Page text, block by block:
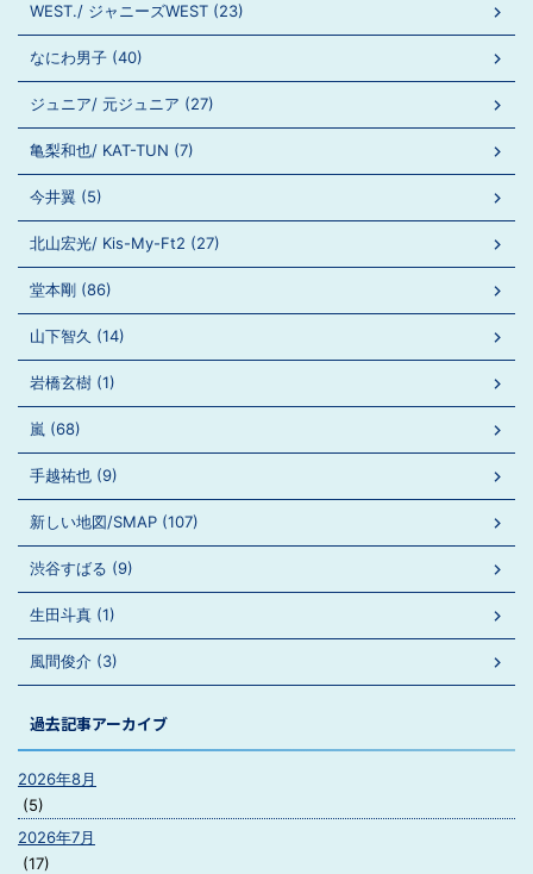
WEST./ ジャニーズWEST (23)
なにわ男子 (40)
ジュニア/ 元ジュニア (27)
亀梨和也/ KAT-TUN (7)
今井翼 (5)
北山宏光/ Kis-My-Ft2 (27)
堂本剛 (86)
山下智久 (14)
岩橋玄樹 (1)
嵐 (68)
手越祐也 (9)
新しい地図/SMAP (107)
渋谷すばる (9)
生田斗真 (1)
風間俊介 (3)
過去記事アーカイブ
2026年8月
(5)
2026年7月
(17)